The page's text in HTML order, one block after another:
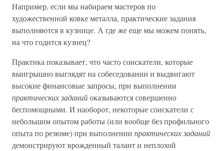
Например, если мы набираем мастеров по
художественной ковке металла, практические задания
выполняются в кузнице. А где же еще мы можем понять,
на что годится кузнец?
Практика показывает, что часто соискатели, которые
выигрышно выглядят на собеседовании и выдвигают
высокие финансовые запросы, при выполнении
практических заданийоказываются совершенно
беспомощными. И наоборот, некоторые соискатели с
небольшим опытом работы (или вообще без профильного
опыта по резюме) при выполнении практических заданий
демонстрируют врожденный талант и неплохой